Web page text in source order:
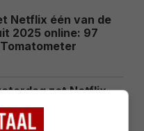
Netflix één van de
2025 online: 97
zet Netflix
online